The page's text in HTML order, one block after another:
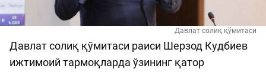
Давлат солиқ қўмитаси
Давлат солиқ қўмитаси раиси Шерзод Кудбиев
ижтимоий тармоқларда ўзининг қатор